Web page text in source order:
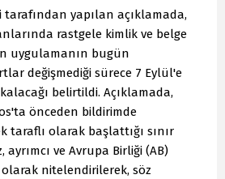
yapılan açıklamada,
rastgele kimlik ve belge
uygulamanın bugün
değişmediği sürece 7 Eylül'e
belirtildi. Açıklamada,
önceden bildirimde
taraflı olarak başlattığı sınır
ve Avrupa Birliği (AB)
olarak nitelendirilerek, söz